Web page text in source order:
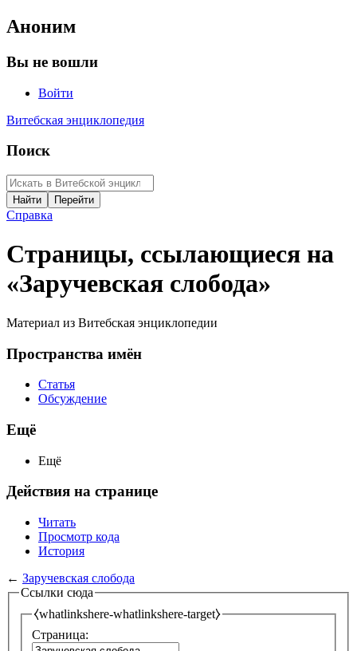
Аноним
Вы не вошли
Войти
Витебская энциклопедия
Поиск
Справка
Страницы, ссылающиеся на
«Заручевская слобода»
Материал из Витебская энциклопедии
Пространства имён
Статья
Обсуждение
Ещё
Ещё
Действия на странице
Читать
Просмотр кода
История
← Заручевская слобода
Ссылки сюда
⧼whatlinkshere-whatlinkshere-target⧽
Страница: